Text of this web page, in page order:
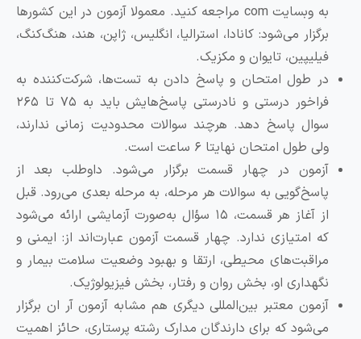
به وبسایت com مراجعه کنید. معمولا آزمون در این کشورها
برگزار می‌شود: کانادا، استرالیا، انگلیس، ژاپن، هند،‌ هنگ‌کنگ،
فیلیپین، تایوان و مکزیک.
در طول امتحان و پاسخ دادن به تست‌ها، شرکت‌کننده به
فراخور درستی و نادرستی پاسخ‌هایش باید به ۷۵ تا ۲۶۵
سوال پاسخ دهد. هرچند سوالات محدودیت زمانی ندارند،
ولی طول امتحان نهایتا ۶ ساعت است.
آزمون در چهار قسمت برگزار می‌شود. داوطلب بعد از
پاسخ‌گویی به سوالات هر مرحله، به مرحله بعدی می‌رود. قبل
از آغاز هر قسمت، ۱۵ سؤال به‌صورت آزمایشی ارائه می‌شود
که امتیازی ندارد. چهار قسمت آزمون عبارت‌اند از: ایمنی و
مراقبت‌های محیطی، ارتقا و بهبود وضعیت سلامت بیمار و
نگهداری او، بخش روان و رفتار، بخش فیزیولوژیک.
آزمون‌ معتبر بین‌المللی دیگری هم مشابه آزمون آر ان برگزار
می‌شود که برای دارندگان مدارک رشته پرستاری، حائز اهمیت